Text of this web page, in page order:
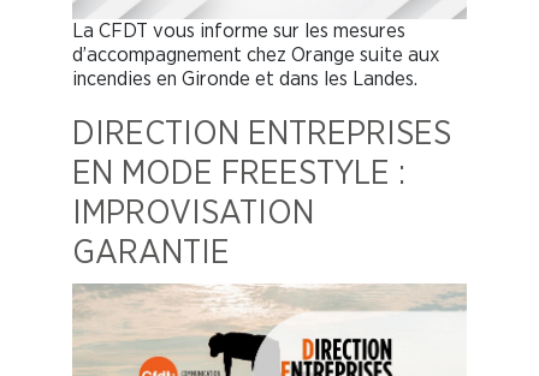
La CFDT vous informe sur les mesures
d’accompagnement chez Orange suite aux
incendies en Gironde et dans les Landes.
DIRECTION ENTREPRISES
EN MODE FREESTYLE :
IMPROVISATION
GARANTIE